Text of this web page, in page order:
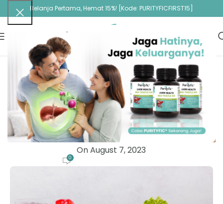
Belanja Pertama, Hemat 15%! [Kode: PURITYFICFIRST15]
ARTIKEL
Makanan yang Banyak Mengandung
Vitamin A
Purityfic Administrator
On August 7, 2023
0